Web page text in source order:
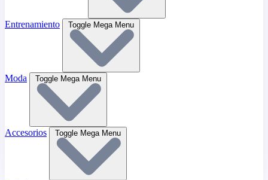
Entrenamiento Toggle Mega Menu
Moda Toggle Mega Menu
Accesorios Toggle Mega Menu